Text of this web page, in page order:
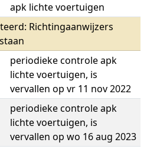
apk lichte voertuigen
Richtingaanwijzers
periodieke controle apk
lichte voertuigen, is
vervallen op vr 11 nov 2022
periodieke controle apk
lichte voertuigen, is
vervallen op wo 16 aug 2023